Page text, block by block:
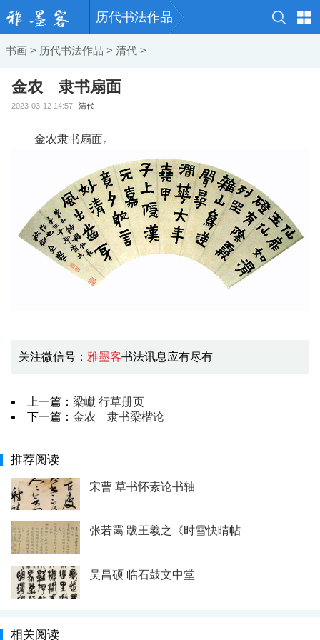
历代书法作品
书画 > 历代书法作品 > 清代 >
金农 隶书扇面
2023-03-12 14:57 清代
金农隶书扇面。
关注微信号： 雅墨客书法讯息应有尽有
上一篇： 梁巘 行草册页
下一篇： 金农 隶书梁楷论
推荐阅读
宋曹 草书怀素论书轴
张若霭 跋王羲之《时雪快晴帖
吴昌硕 临石鼓文中堂
相关阅读